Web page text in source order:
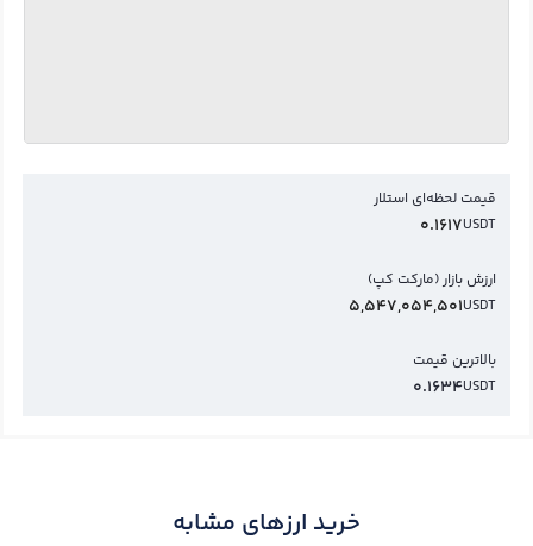
قیمت لحظه‌ای استلار
USDT
0.1617
ارزش بازار (مارکت کپ)
USDT
5,547,054,501
بالاترین قیمت
USDT
0.1634
خرید ارزهای مشابه